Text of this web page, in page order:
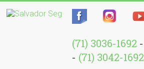
(71) 3036-1692 -
- (71) 3042-1692